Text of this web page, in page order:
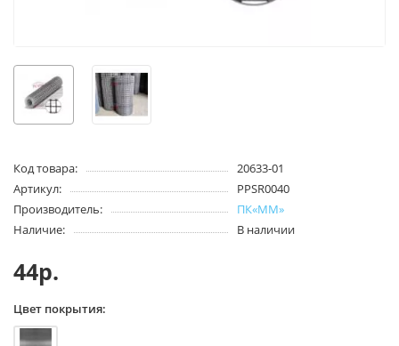
Код товара:
20633-01
Артикул:
PPSR0040
Производитель:
ПК«ММ»
Наличие:
В наличии
44р.
Цвет покрытия: